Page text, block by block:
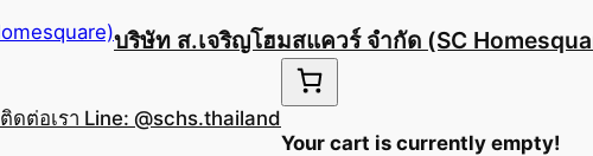
บริษัท ส.เจริญโฮมสแควร์ จำกัด (SC
ติดต่อเรา Line: @schs.thailand
Your cart is currently empty!